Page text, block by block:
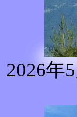
2026年